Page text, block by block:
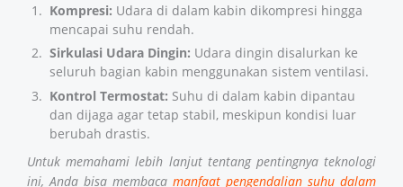
Kompresi: Udara di dalam kabin dikompresi hingga
mencapai suhu rendah.
Sirkulasi Udara Dingin: Udara dingin disalurkan ke
seluruh bagian kabin menggunakan sistem ventilasi.
Kontrol Termostat: Suhu di dalam kabin dipantau
dan dijaga agar tetap stabil, meskipun kondisi luar
berubah drastis.
Untuk memahami lebih lanjut tentang pentingnya teknologi
ini, Anda bisa membaca manfaat pengendalian suhu dalam